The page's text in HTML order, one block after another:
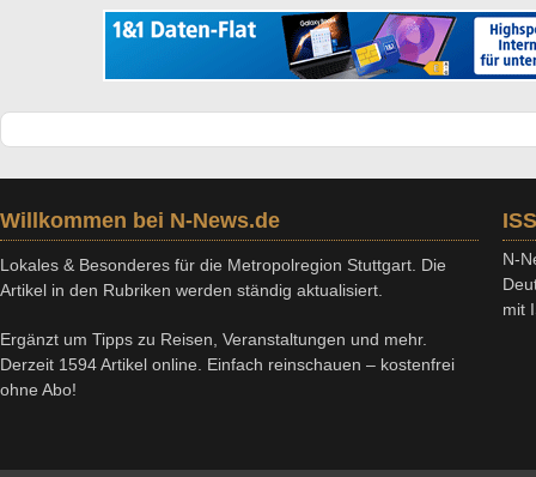
Willkommen bei N-News.de
Lokales & Besonderes für die Metropolregion Stuttgart. Die
Artikel in den Rubriken werden ständig aktualisiert.
Ergänzt um Tipps zu Reisen, Veranstaltungen und mehr.
Derzeit 1594 Artikel online. Einfach reinschauen – kostenfrei
ohne Abo!
N-
mit